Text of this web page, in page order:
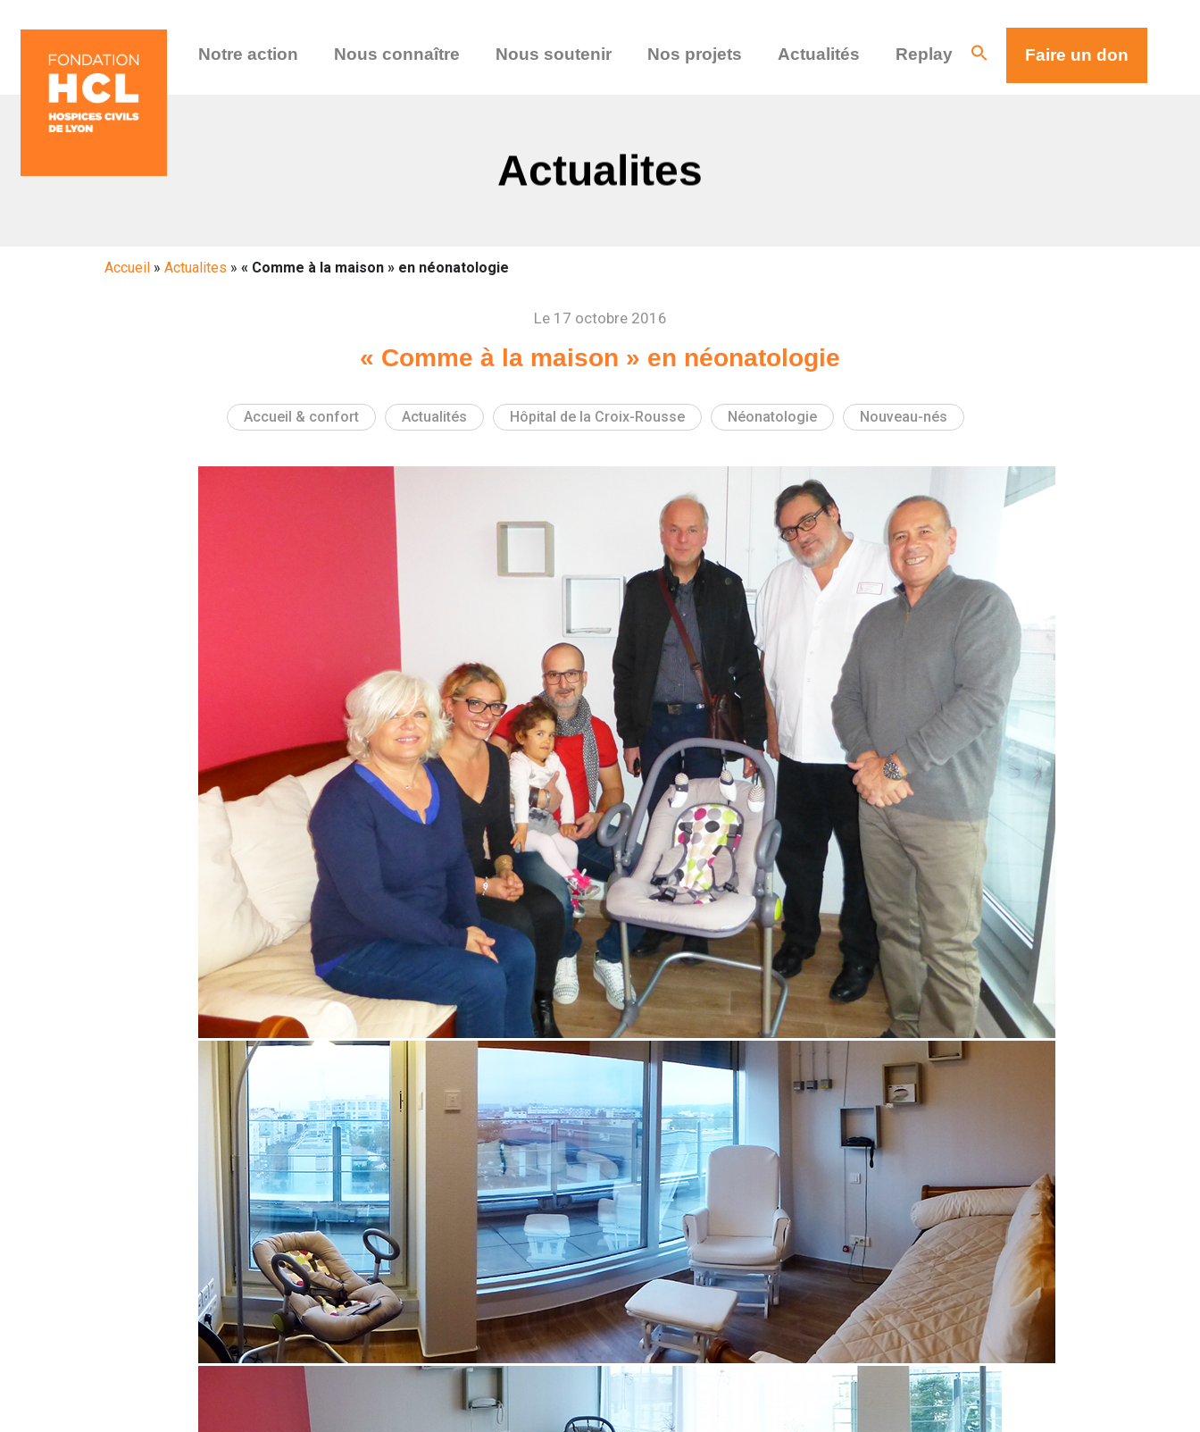
Notre action Nous connaître Nous soutenir Nos projets Actualités Replay Faire un don
Actualites
Accueil » Actualites » « Comme à la maison » en néonatologie
Le 17 octobre 2016
« Comme à la maison » en néonatologie
Accueil & confort Actualités Hôpital de la Croix-Rousse Néonatologie Nouveau-nés